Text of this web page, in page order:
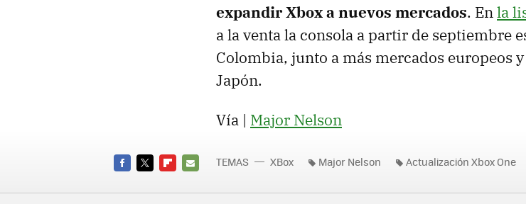
expandir Xbox a nuevos mercados. Enla
a la venta la consola a partir de septiembre
Colombia, junto a más mercados europeos
Japón.
Vía | Major Nelson
MAIL
TEMAS XBox Major Nelson Actualización Xbox One